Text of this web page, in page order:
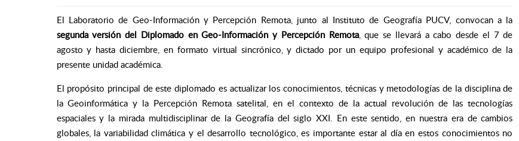
El Laboratorio de Geo-Información y Percepción Remota, junto al Instituto de Geografía PUCV, convocan a la
segunda versión del Diplomado en Geo-Información y Percepción Remota, que se llevará a cabo desde el 7 de
agosto y hasta diciembre, en formato virtual sincrónico, y dictado por un equipo profesional y académico de la
presente unidad académica.
El propósito principal de este diplomado es actualizar los conocimientos, técnicas y metodologías de la disciplina de
la Geoinformática y la Percepción Remota satelital, en el contexto de la actual revolución de las tecnologías
espaciales y la mirada multidisciplinar de la Geografía del siglo XXI. En este sentido, en nuestra era de cambios
globales, la variabilidad climática y el desarrollo tecnológico, es importante estar al día en estos conocimientos no